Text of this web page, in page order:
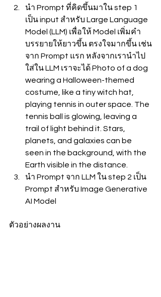
นำ Prompt ที่คิดขึ้นมาใน step 1
เป็น input สำหรับ Large Language
Model (LLM) เพื่อให้ Model เพิ่มคำ
บรรยายให้ยาวขึ้น ตรงใจมากขึ้น เช่น
จาก Prompt แรก หลังจากเรานำไป
ใส่ใน LLM เราจะได้ Photo of a dog
wearing a Halloween-themed
costume, like a tiny witch hat,
playing tennis in outer space. The
tennis ball is glowing, leaving a
trail of light behind it. Stars,
planets, and galaxies can be
seen in the background, with the
Earth visible in the distance.
นำ Prompt จาก LLM ใน step 2 เป็น
Prompt สำหรับ Image Generative
AI Model
ตัวอย่างผลงาน